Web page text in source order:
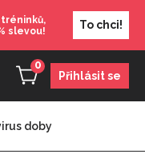
slevou!
To chci!
0
Přihlásit se
doby